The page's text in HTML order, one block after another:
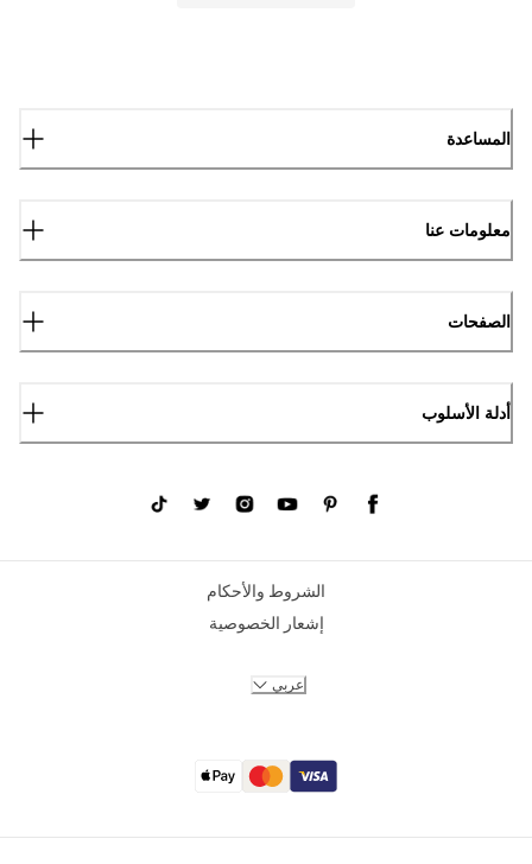
المساعدة
معلومات عنا
الصفحات
أدلة الأسلوب
الشروط والأحكام
إشعار الخصوصية
عربي